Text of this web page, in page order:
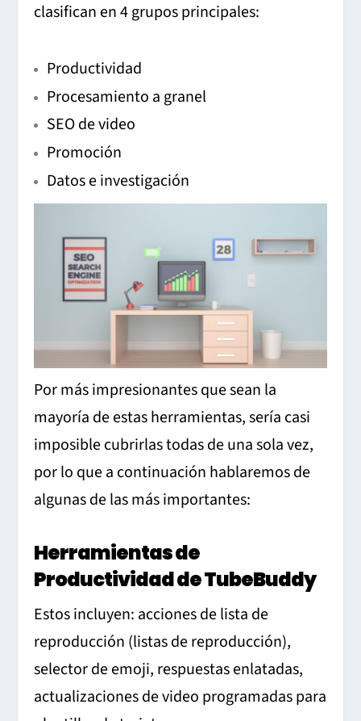
clasifican en 4 grupos principales:
Productividad
Procesamiento a granel
SEO de video
Promoción
Datos e investigación
Por más impresionantes que sean la
mayoría de estas herramientas, sería casi
imposible cubrirlas todas de una sola vez,
por lo que a continuación hablaremos de
algunas de las más importantes:
Herramientas de
Productividad de TubeBuddy
Estos incluyen: acciones de lista de
reproducción (listas de reproducción),
selector de emoji, respuestas enlatadas,
actualizaciones de video programadas para